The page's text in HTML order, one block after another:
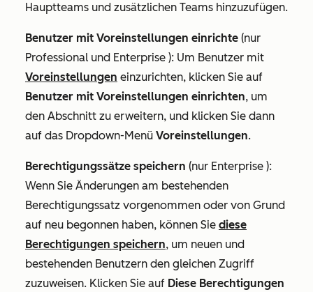
Hauptteams und zusätzlichen Teams hinzuzufügen.
Benutzer mit Voreinstellungen einrichte (nur
Professional und Enterprise ): Um Benutzer mit
Voreinstellungen einzurichten, klicken Sie auf
Benutzer mit Voreinstellungen einrichten, um
den Abschnitt zu erweitern, und klicken Sie dann
auf das Dropdown-Menü Voreinstellungen.
Berechtigungssätze speichern (nur Enterprise ):
Wenn Sie Änderungen am bestehenden
Berechtigungssatz vorgenommen oder von Grund
auf neu begonnen haben, können Sie diese
Berechtigungen speichern, um neuen und
bestehenden Benutzern den gleichen Zugriff
zuzuweisen. Klicken Sie auf Diese Berechtigungen